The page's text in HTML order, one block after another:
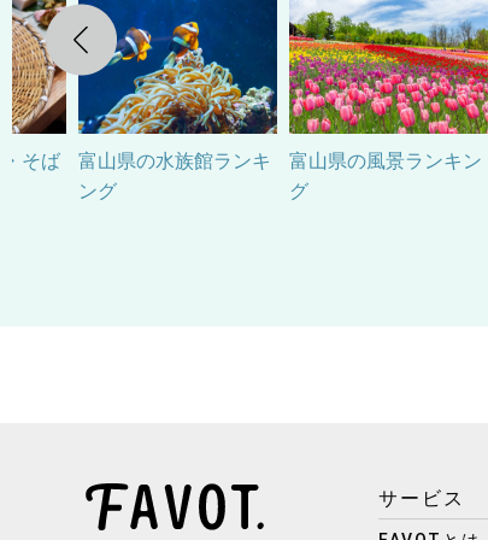
Previous
そば
富山県の水族館ランキ
ング
富山県の風景ランキン
グ
サービス